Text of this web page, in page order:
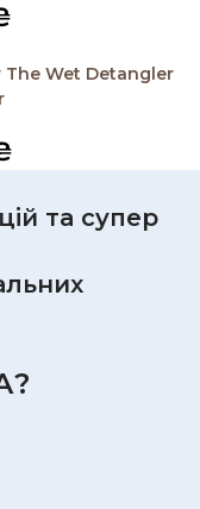
The Wet Detangler
та супер